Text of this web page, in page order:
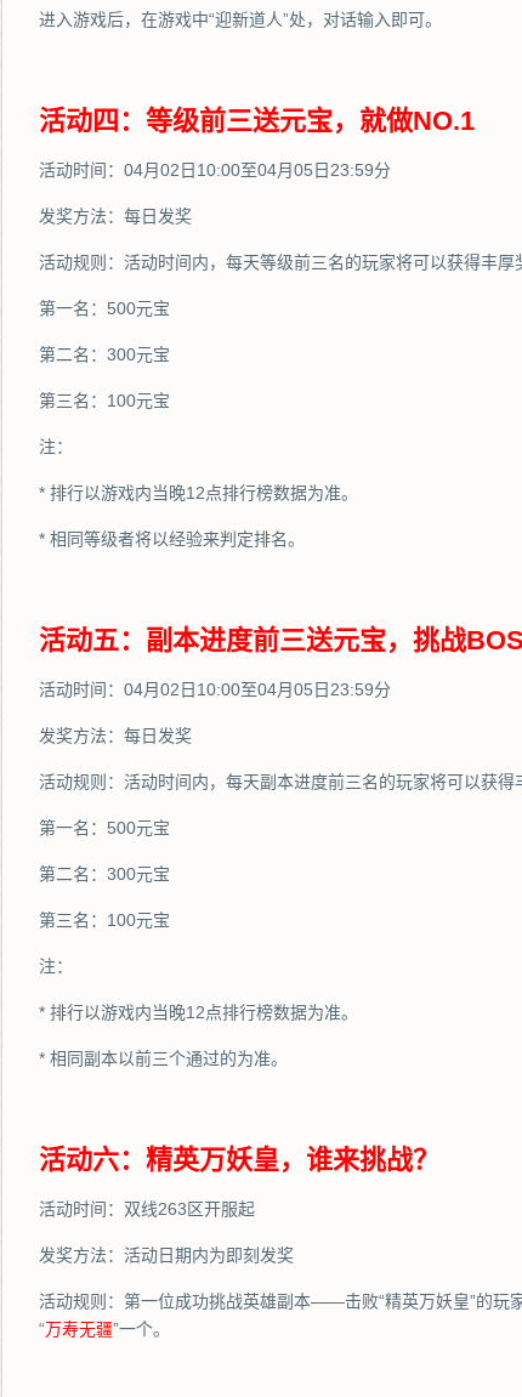
进入游戏后，在游戏中“迎新道人”处，对话输入即可。
活动四：等级前三送元宝，就做NO.1
活动时间：04月02日10:00至04月05日23:59分
发奖方法：每日发奖
活动规则：活动时间内，每天等级前三名的玩家将可以获得丰厚
第一名：500元宝
第二名：300元宝
第三名：100元宝
注：
* 排行以游戏内当晚12点排行榜数据为准。
* 相同等级者将以经验来判定排名。
活动五：副本进度前三送元宝，挑战
活动时间：04月02日10:00至04月05日23:59分
发奖方法：每日发奖
活动规则：活动时间内，每天副本进度前三名的玩家将可以获得
第一名：500元宝
第二名：300元宝
第三名：100元宝
注：
* 排行以游戏内当晚12点排行榜数据为准。
* 相同副本以前三个通过的为准。
活动六：精英万妖皇，谁来挑战？
活动时间：双线263区开服起
发奖方法：活动日期内为即刻发奖
活动规则：第一位成功挑战英雄副本——击败“精英万妖皇”的玩
“万寿无疆”一个。